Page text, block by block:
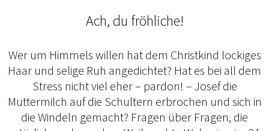
Ach, du fröhliche!
Wer um Himmels willen hat dem Christkind lockiges
Haar und selige Ruh angedichtet? Hat es bei all dem
Stress nicht viel eher – pardon! – Josef die
Muttermilch auf die Schultern erbrochen und sich in
die Windeln gemacht? Fragen über Fragen, die